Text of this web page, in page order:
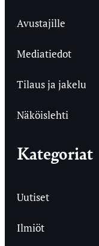
Avustajille
Mediatiedot
Tilaus ja jakelu
Näköislehti
Kategoriat
Uutiset
Ilmiöt